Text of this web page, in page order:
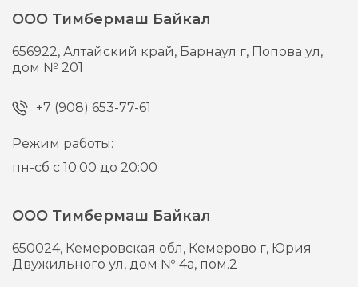
ООО Тимбермаш Байкал
656922,Алтайский край, Барнаул г, Попова ул,
дом № 201
+7 (908) 653-77-61
Режим работы:
пн-сб с 10:00 до 20:00
ООО Тимбермаш Байкал
650024, Кемеровская обл, Кемерово г, Юрия
Двужильного ул, дом № 4а, пом.2